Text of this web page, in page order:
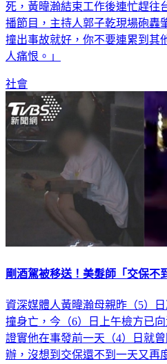
死，黃暐瀚結束工作後連忙趕往
播節目，主持人郭子乾現場砲轟
撞出事故就好，你不要連累到其
人痛恨。」
社會
剛酒駕被移送！美髮師「交保不
資深媒體人黃暐瀚母親昨（5）
撞身亡，今（6）日上午檢方已
證實他在事發前一天（4）日就
辦，沒想到交保還不到一天又再